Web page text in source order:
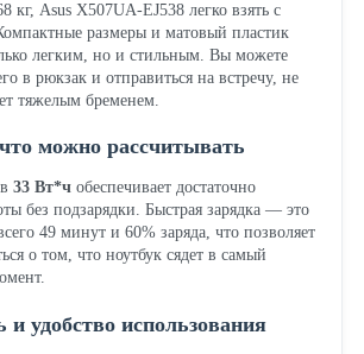
кг, Asus X507UA-EJ538 легко взять с
размеры и матовый пластик
легким, но и стильным. Вы можете
в рюкзак и отправиться на встречу, не
тяжелым бременем.
можно рассчитывать
33 Вт*чобеспечивает достаточно
без подзарядки. Быстрая зарядка — это
49 минут и 60% заряда, что позволяет
о том, что ноутбук сядет в самый
и удобство использования